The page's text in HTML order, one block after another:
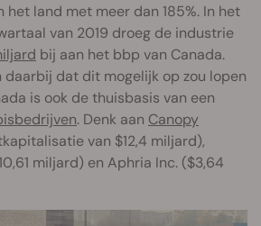
het land met meer dan 185%. In het
van 2019 droeg de industrie
bij aan het bbp van Canada.
daarbij dat dit mogelijk op zou lopen
is ook de thuisbasis van een
. Denk aan Canopy
van $12,4 miljard),
miljard) en Aphria Inc. ($3,64